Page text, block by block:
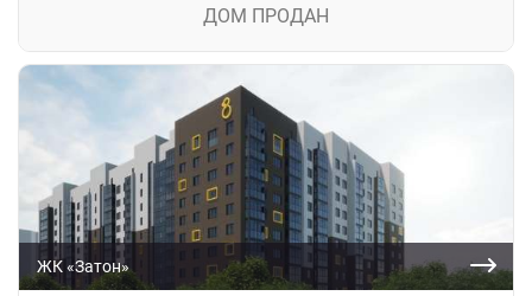
ДОМ ПРОДАН
ЖК «Затон»